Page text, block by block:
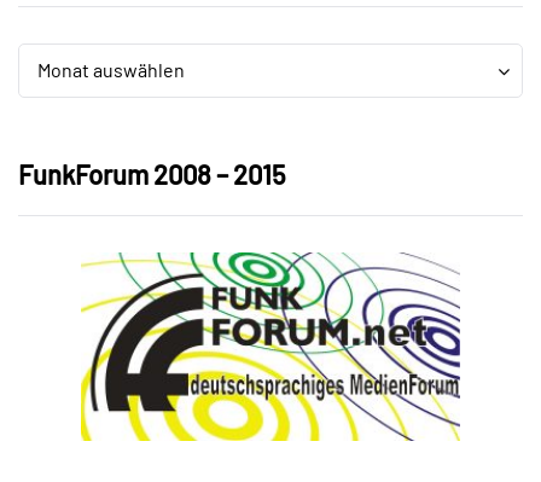
Monat auswählen
Archiv
FunkForum 2008 – 2015